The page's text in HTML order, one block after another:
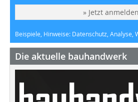
» Jetzt
Beispiele, Hinweise: Datenschutz, Analyse,
Die aktuelle bauhandwerk